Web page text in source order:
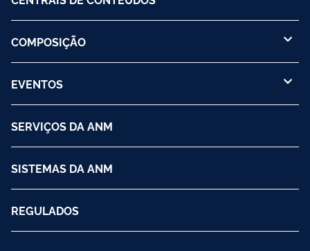
COMPOSIÇÃO
EVENTOS
SERVIÇOS DA ANM
SISTEMAS DA ANM
REGULADOS